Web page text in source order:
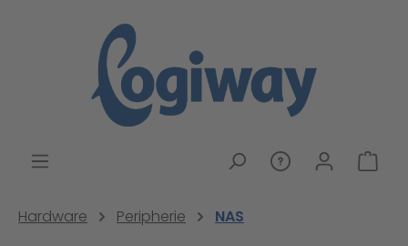
Hardware Peripherie NAS